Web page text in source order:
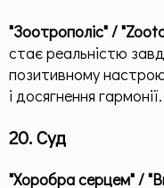
"Зоотрополіс" /
стає реальністю
позитивному
і досягнення гармонії.
20. Суд
"Хоробра серцем" /